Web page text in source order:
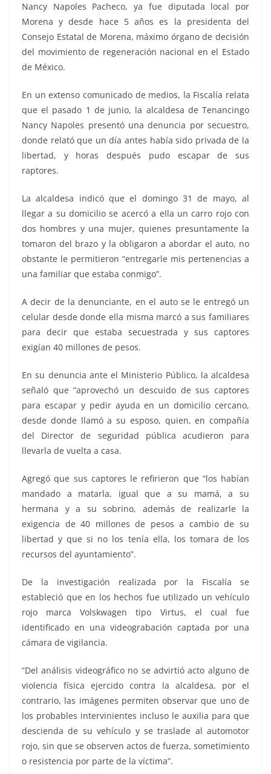
Nancy Napoles Pacheco, ya fue diputada local por
Morena y desde hace 5 años es la presidenta del
Consejo Estatal de Morena, máximo órgano de decisión
del movimiento de regeneración nacional en el Estado
de México.
En un extenso comunicado de medios, la Fiscalía relata
que el pasado 1 de junio, la alcaldesa de Tenancingo
Nancy Napoles presentó una denuncia por secuestro,
donde relató que un día antes había sido privada de la
libertad, y horas después pudo escapar de sus
raptores.
La alcaldesa indicó que el domingo 31 de mayo, al
llegar a su domicilio se acercó a ella un carro rojo con
dos hombres y una mujer, quienes presuntamente la
tomaron del brazo y la obligaron a abordar el auto, no
obstante le permitieron “entregarle mis pertenencias a
una familiar que estaba conmigo”.
A decir de la denunciante, en el auto se le entregó un
celular desde donde ella misma marcó a sus familiares
para decir que estaba secuestrada y sus captores
exigían 40 millones de pesos.
En su denuncia ante el Ministerio Público, la alcaldesa
señaló que “aprovechó un descuido de sus captores
para escapar y pedir ayuda en un domicilio cercano,
desde donde llamó a su esposo, quien, en compañía
del Director de seguridad pública acudieron para
llevarla de vuelta a casa.
Agregó que sus captores le refirieron que “los habían
mandado a matarla, igual que a su mamá, a su
hermana y a su sobrino, además de realizarle la
exigencia de 40 millones de pesos a cambio de su
libertad y que si no los tenía ella, los tomara de los
recursos del ayuntamiento”.
De la investigación realizada por la Fiscalía se
estableció que en los hechos fue utilizado un vehículo
rojo marca Volskwagen tipo Virtus, el cual fue
identificado en una videograbación captada por una
cámara de vigilancia.
“Del análisis videográfico no se advirtió acto alguno de
violencia física ejercido contra la alcaldesa, por el
contrario, las imágenes permiten observar que uno de
los probables intervinientes incluso le auxilia para que
descienda de su vehículo y se traslade al automotor
rojo, sin que se observen actos de fuerza, sometimiento
o resistencia por parte de la víctima”.